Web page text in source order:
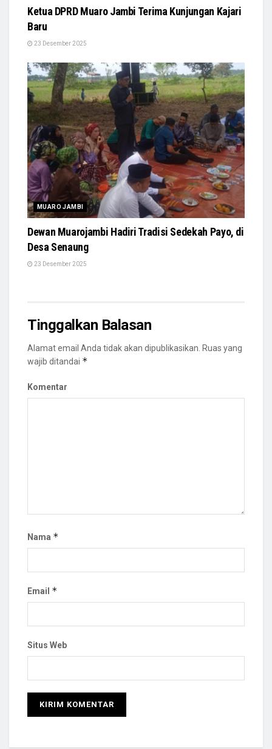
Ketua DPRD Muaro Jambi Terima Kunjungan Kajari
Baru
23 Desember 2025
MUARO JAMBI
Dewan Muarojambi Hadiri Tradisi Sedekah Payo, di
Desa Senaung
23 Desember 2025
Tinggalkan Balasan
Alamat email Anda tidak akan dipublikasikan. Ruas yang
wajib ditandai *
Komentar
Nama *
Email *
Situs Web